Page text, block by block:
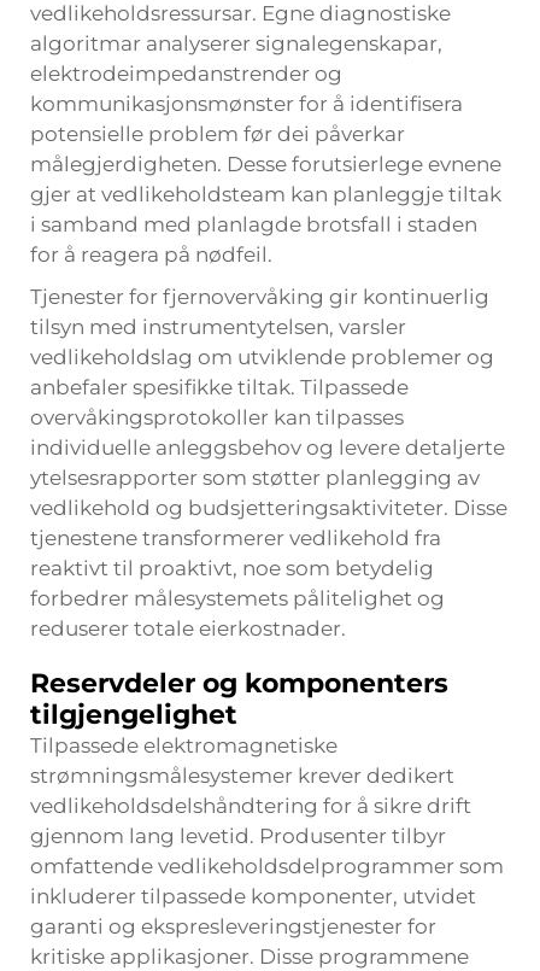
vedlikeholdsressursar. Egne diagnostiske
algoritmar analyserer signalegenskapar,
elektrodeimpedanstrender og
kommunikasjonsmønster for å identifisera
potensielle problem før dei påverkar
målegjerdigheten. Desse forutsierlege evnene
gjer at vedlikeholdsteam kan planleggje tiltak
i samband med planlagde brotsfall i staden
for å reagera på nødfeil.
Tjenester for fjernovervåking gir kontinuerlig
tilsyn med instrumentytelsen, varsler
vedlikeholdslag om utviklende problemer og
anbefaler spesifikke tiltak. Tilpassede
overvåkingsprotokoller kan tilpasses
individuelle anleggsbehov og levere detaljerte
ytelsesrapporter som støtter planlegging av
vedlikehold og budsjetteringsaktiviteter. Disse
tjenestene transformerer vedlikehold fra
reaktivt til proaktivt, noe som betydelig
forbedrer målesystemets pålitelighet og
reduserer totale eierkostnader.
Reservdeler og komponenters
tilgjengelighet
Tilpassede elektromagnetiske
strømningsmålesystemer krever dedikert
vedlikeholdsdelshåndtering for å sikre drift
gjennom lang levetid. Produsenter tilbyr
omfattende vedlikeholdsdelprogrammer som
inkluderer tilpassede komponenter, utvidet
garanti og ekspresleveringstjenester for
kritiske applikasjoner. Disse programmene